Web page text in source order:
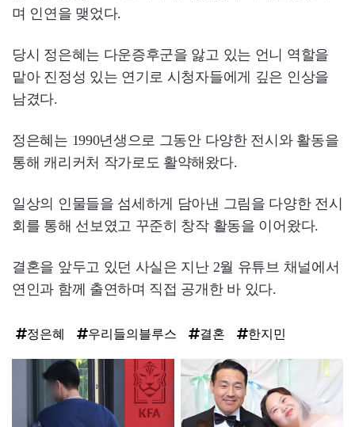
며 인연을 맺었다.
당시 정은혜는 다운증후군을 앓고 있는 언니 역할을
맡아 진정성 있는 연기로 시청자들에게 깊은 인상을
남겼다.
정은혜는 1990년생으로 그동안 다양한 전시와 활동을
통해 캐리커처 작가로도 활약해왔다.
일상의 인물들을 섬세하게 담아낸 그림을 다양한 전시
회를 통해 선보였고 꾸준히 창작 활동을 이어왔다.
결혼을 앞두고 있던 사실은 지난 2월 유튜브 채널에서
연인과 함께 출연하며 직접 공개한 바 있다.
정은혜 우리들의블루스 결혼 한지민